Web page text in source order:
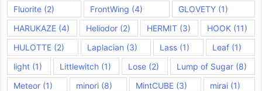
Fluorite (2) FrontWing (4) GLOVETY (1)
HARUKAZE (4) Heliodor (2) HERMIT (3) HOOK (11)
HULOTTE (2) Laplacian (3) Lass (1) Leaf(1)
light (1) Littlewitch(1) Lose (2) Lump of Sugar(8)
Meteor (1) minori(8) MintCUBE(3) mirai (1)